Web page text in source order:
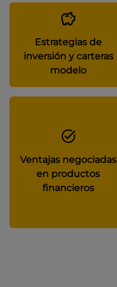
Estrategias de
inversión y carteras
modelo
Ventajas negociadas
en productos
financieros